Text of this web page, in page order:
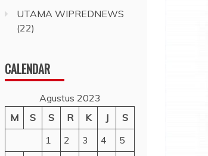
UTAMA WIPREDNEWS
(22)
CALENDAR
Agustus 2023
M
S S R K J
S
1
2 3 4
5